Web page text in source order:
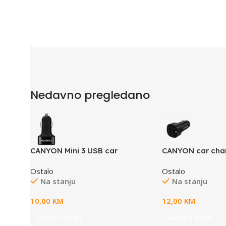
Nedavno pregledano
CANYON Mini 3 USB car
5V-3.1A, black rubber
coating+black metal ring (side
Ostalo
Na stanju
10,00 KM
CANYON car
Ostalo
Na stanju
12,00 KM